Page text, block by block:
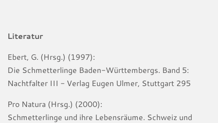
Literatur
Ebert, G. (Hrsg.) (1997):
Die Schmetterlinge Baden-Württembergs. Band 5:
Nachtfalter III - Verlag Eugen Ulmer, Stuttgart 295
Pro Natura (Hrsg.) (2000):
Schmetterlinge und ihre Lebensräume. Schweiz und